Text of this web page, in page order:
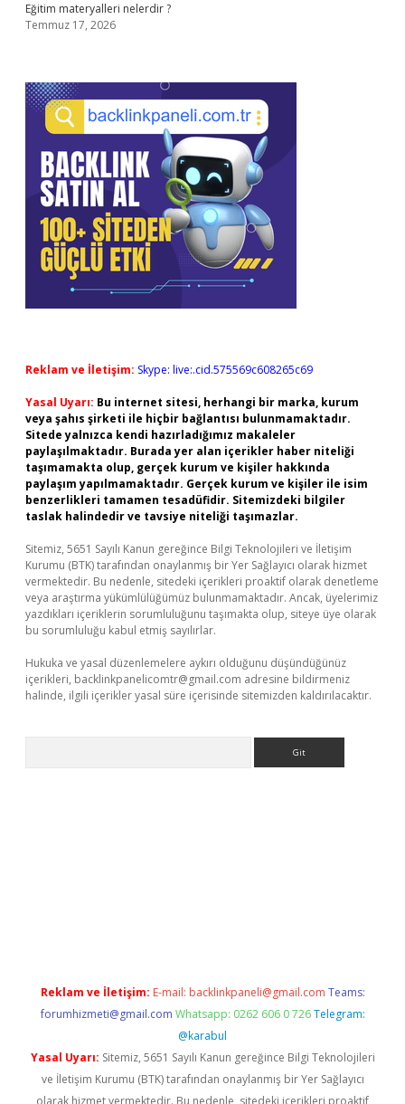
Eğitim materyalleri nelerdir ?
Temmuz 17, 2026
Reklam ve İletişim: Skype: live:.cid.575569c608265c69
Yasal Uyarı: Bu internet sitesi, herhangi bir marka, kurum
veya şahıs şirketi ile hiçbir bağlantısı bulunmamaktadır.
Sitede yalnızca kendi hazırladığımız makaleler
paylaşılmaktadır. Burada yer alan içerikler haber niteliği
taşımamakta olup, gerçek kurum ve kişiler hakkında
paylaşım yapılmamaktadır. Gerçek kurum ve kişiler ile isim
benzerlikleri tamamen tesadüfidir. Sitemizdeki bilgiler
taslak halindedir ve tavsiye niteliği taşımazlar.
Sitemiz, 5651 Sayılı Kanun gereğince Bilgi Teknolojileri ve İletişim
Kurumu (BTK) tarafından onaylanmış bir Yer Sağlayıcı olarak hizmet
vermektedir. Bu nedenle, sitedeki içerikleri proaktif olarak denetleme
veya araştırma yükümlülüğümüz bulunmamaktadır. Ancak, üyelerimiz
yazdıkları içeriklerin sorumluluğunu taşımakta olup, siteye üye olarak
bu sorumluluğu kabul etmiş sayılırlar.
Hukuka ve yasal düzenlemelere aykırı olduğunu düşündüğünüz
içerikleri, backlinkpanelicomtr@gmail.com adresine bildirmeniz
halinde, ilgili içerikler yasal süre içerisinde sitemizden kaldırılacaktır.
Reklam ve İletişim: E-mail: backlinkpaneli@gmail.com Teams:
forumhizmeti@gmail.com Whatsapp: 0262 606 0 726 Telegram:
@karabul
Yasal Uyarı: Sitemiz, 5651 Sayılı Kanun gereğince Bilgi Teknolojileri
ve İletişim Kurumu (BTK) tarafından onaylanmış bir Yer Sağlayıcı
olarak hizmet vermektedir. Bu nedenle, sitedeki içerikleri proaktif